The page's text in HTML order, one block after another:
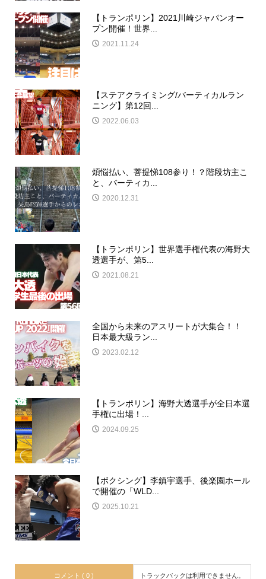
【トランポリン】2021川崎ジャパンオー
プン開催！世界...
2021.11.24
【ステアクライミング/バーティカルラン
ニング】第12回...
2022.06.03
煩悩払い、菩提悌108参り！？階段坊主こ
と、バーティカ...
2020.12.31
【トランポリン】世界選手権代表の海野大
透選手が、第5...
2021.08.21
全国から未来のアスリートが大集合！！
日本最大級ラン...
2023.02.12
【トランポリン】海野大透選手が全日本選
手権に出場！...
2024.09.25
【ボクシング】李鎮宇選手、後楽園ホール
で開催の「WLD...
2025.10.21
コメント ( 0 ) トラックバックは利用できません。